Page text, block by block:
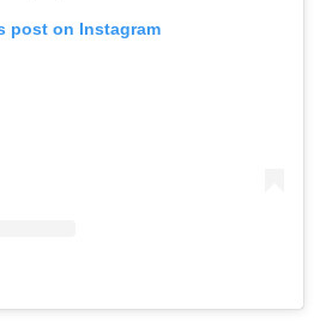
post on Instagram